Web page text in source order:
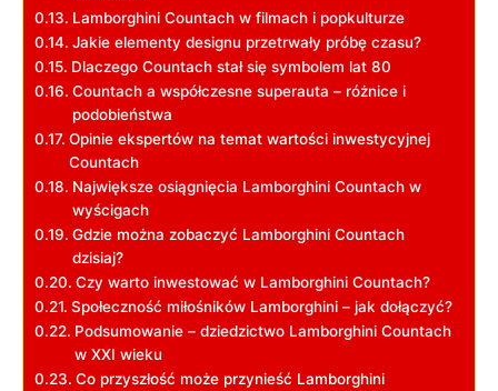
Lamborghini Countach w filmach i popkulturze
Jakie elementy designu przetrwały próbę czasu?
Dlaczego Countach stał się symbolem lat 80
Countach a współczesne superauta – różnice i
podobieństwa
Opinie ekspertów na temat wartości inwestycyjnej
Countach
Największe osiągnięcia Lamborghini Countach w
wyścigach
Gdzie można zobaczyć Lamborghini Countach
dzisiaj?
Czy warto inwestować w Lamborghini Countach?
Społeczność miłośników Lamborghini – jak dołączyć?
Podsumowanie – dziedzictwo Lamborghini Countach
w XXI wieku
Co przyszłość może przynieść Lamborghini